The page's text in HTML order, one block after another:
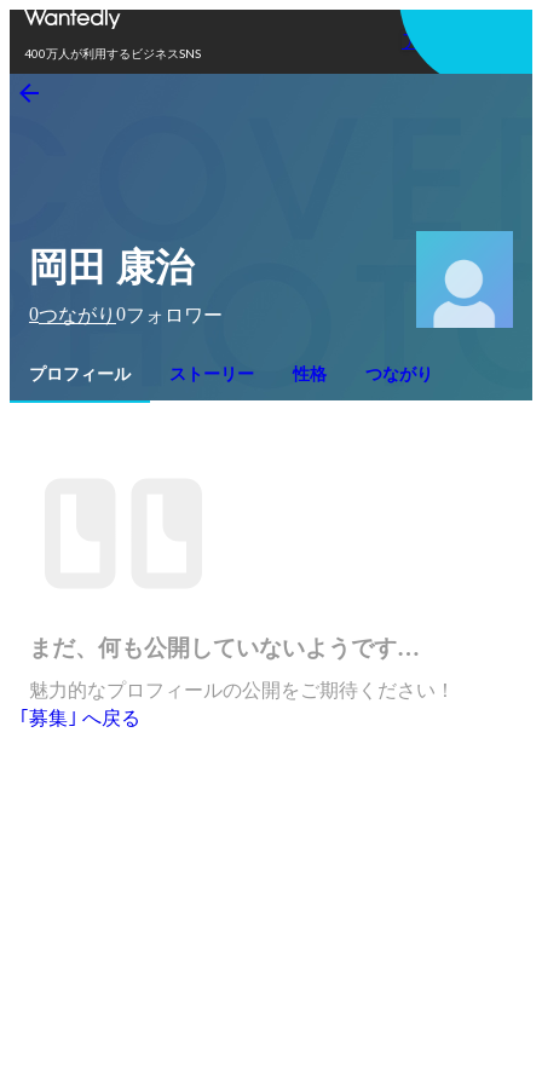
400万人が利用するビジネスSNS
アプリを使う
岡田 康治
0つながり 0フォロワー
プロフィール ストーリー 性格 つながり
まだ、何も公開していないようです…
魅力的なプロフィールの公開をご期待ください！
｢募集｣ へ戻る